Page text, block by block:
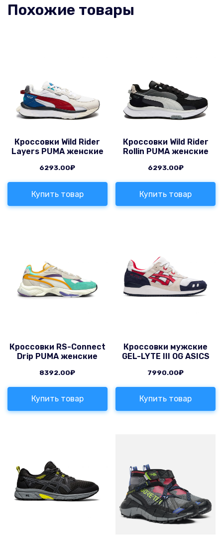
Похожие товары
Кроссовки Wild Rider
Layers PUMA женские
6293.00₽
Купить товар
Кроссовки Wild Rider
Rollin PUMA женские
6293.00₽
Купить товар
Кроссовки RS-Connect
Drip PUMA женские
8392.00₽
Купить товар
Кроссовки мужские
GEL-LYTE III OG ASICS
7990.00₽
Купить товар